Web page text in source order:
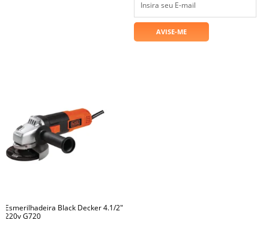
Esmerilhadeira Black Decker 4.1/2"
220v G720